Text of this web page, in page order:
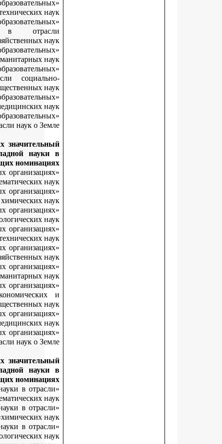
«Лучший начинающий исследователь в
организациях высшего образования в отрасли технических
«Лучший начинающий исследователь в
организациях высшего образования в
«Лучший начинающий исследователь в
организациях высшего образования в отрасли гуманитарных
«Лучший начинающий исследователь в
организациях высшего образования в отрасли
«Лучший начинающий исследователь в
организациях высшего образования в отрасли медицинских
«Лучший начинающий исследователь в
организациях высшего образования в отрасли наук о
За результаты научных исследований, внесших
вклад в развитие фундаментальной и прикладной
«Лучший молодой исследователь в образовательных
высшего образования в отрасли физико-математических
«Лучший молодой исследователь в образовательных
«Лучший молодой исследователь в образовательных
высшего образования в отрасли биологических
«Лучший молодой исследователь в образовательных
«Лучший молодой исследователь в образовательных
высшего образования в отрасли сельскохозяйственных
«Лучший молодой исследователь в образовательных
высшего образования в отрасли гуманитарных
«Лучший молодой исследователь в образовательных
высшего образования в отрасли социально-
«Лучший молодой исследователь в образовательных
«Лучший молодой исследователь в образовательных
За результаты научных исследований, внесших
вклад в развитие фундаментальной и прикладной
«Лучший молодой исследователь в организациях науки в
«Лучший молодой исследователь в организациях науки в
«Лучший молодой исследователь в организациях науки в